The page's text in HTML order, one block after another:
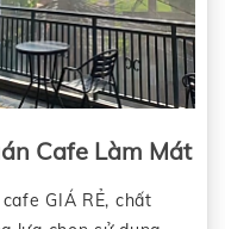
Cafe Làm Mát
GIÁ RẺ, chất